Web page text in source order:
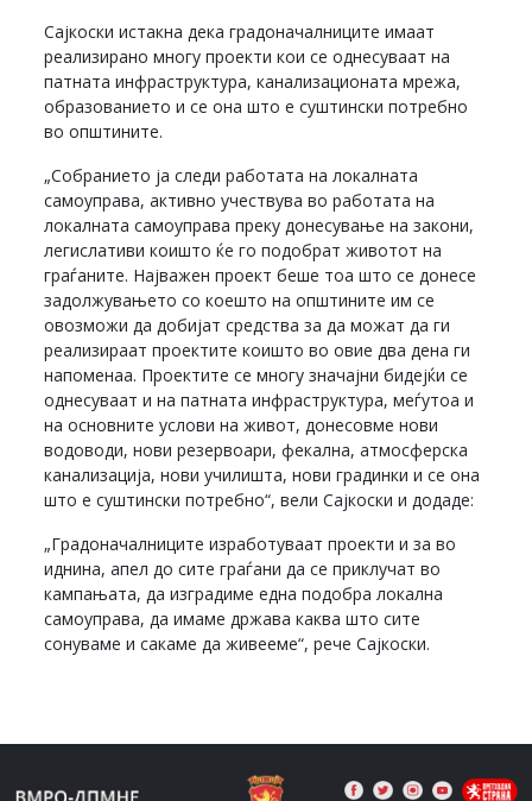
Сајкоски истакна дека градоначалниците имаат
реализирано многу проекти кои се однесуваат на
патната инфраструктура, канализационата мрежа,
образованието и се она што е суштински потребно
во општините.
„Собранието ја следи работата на локалната
самоуправа, активно учествува во работата на
локалната самоуправа преку донесување на закони,
легислативи коишто ќе го подобрат животот на
граѓаните. Најважен проект беше тоа што се донесе
задолжувањето со коешто на општините им се
овозможи да добијат средства за да можат да ги
реализираат проектите коишто во овие два дена ги
напоменаа. Проектите се многу значајни бидејќи се
однесуваат и на патната инфраструктура, меѓутоа и
на основните услови на живот, донесовме нови
водоводи, нови резервоари, фекална, атмосферска
канализација, нови училишта, нови градинки и се она
што е суштински потребно“, вели Сајкоски и додаде:
„Градоначалниците изработуваат проекти и за во
иднина, апел до сите граѓани да се приклучат во
кампањата, да изградиме една подобра локална
самоуправа, да имаме држава каква што сите
сонуваме и сакаме да живееме“, рече Сајкоски.